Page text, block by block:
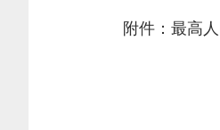
附件：最高人民